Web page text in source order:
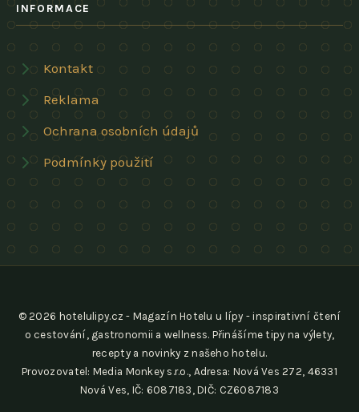
INFORMACE
Kontakt
Reklama
Ochrana osobních údajů
Podmínky použití
© 2026 hotelulipy.cz - Magazín Hotelu u lípy - inspirativní čtení
o cestování, gastronomii a wellness. Přinášíme tipy na výlety,
recepty a novinky z našeho hotelu.
Provozovatel: Media Monkey s.r.o., Adresa: Nová Ves 272, 46331
Nová Ves, IČ: 6087183, DIČ: CZ6087183